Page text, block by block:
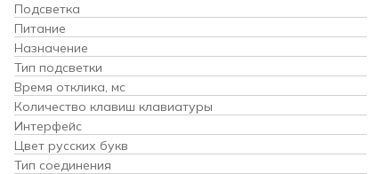
Подсветка
Питание
Назначение
Тип подсветки
Время отклика, мс
Количество клавиш клавиатуры
Интерфейс
Цвет русских букв
Тип соединения